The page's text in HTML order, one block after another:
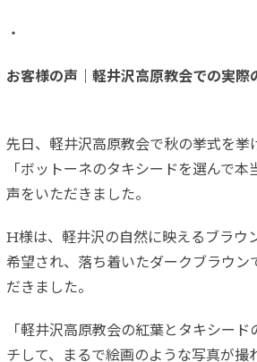
・
お客様の声｜軽井沢高原教会での実際
先日、軽井沢高原教会で秋の挙式を挙
「ボットーネのタキシードを選んで本
声をいただきました。
H様は、軽井沢の自然に映えるブラウ
希望され、落ち着いたダークブラウン
だきました。
「軽井沢高原教会の紅葉とタキシード
チして、まるで絵画のような写真が撮